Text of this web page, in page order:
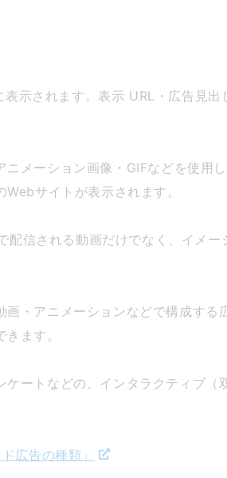
示されます。表示 URL・広告見出
メーション画像・GIFなどを使用
サイトが表示されます。
信される動画だけでなく、イメー
・アニメーションなどで構成する
ます。
ートなどの、インタラクティブ（
広告の種類」